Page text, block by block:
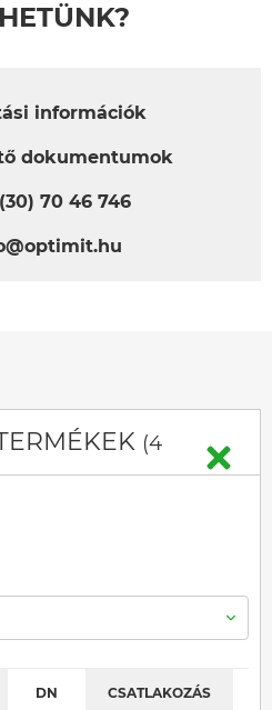
információk
dokumentumok
70 46 746
(4
DN
CSATLAKOZÁS